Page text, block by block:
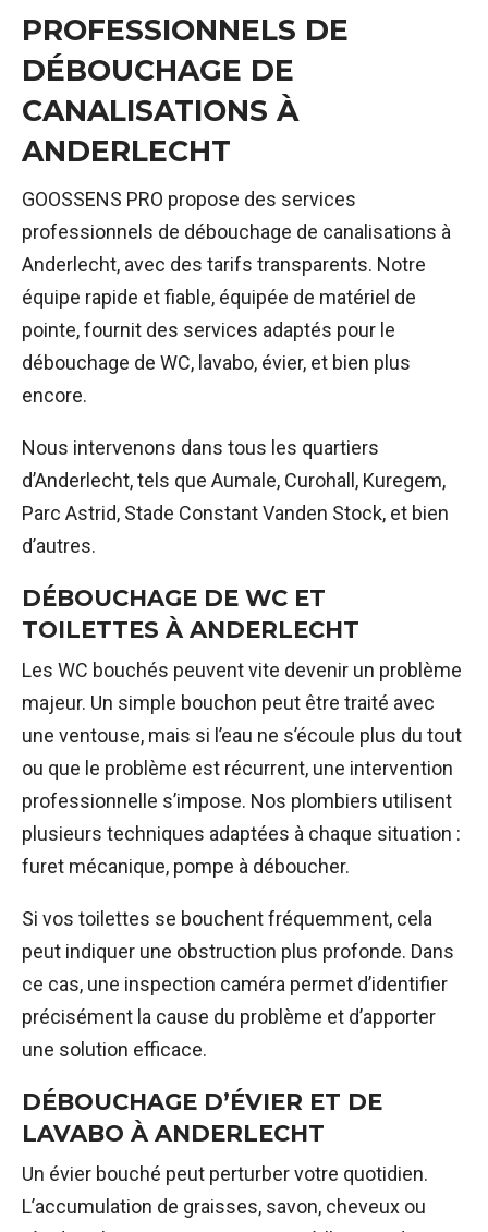
PROFESSIONNELS DE
DÉBOUCHAGE DE
CANALISATIONS À
ANDERLECHT
GOOSSENS PRO propose des services
professionnels de débouchage de canalisations à
Anderlecht, avec des tarifs transparents. Notre
équipe rapide et fiable, équipée de matériel de
pointe, fournit des services adaptés pour le
débouchage de WC, lavabo, évier, et bien plus
encore.
Nous intervenons dans tous les quartiers
d’Anderlecht, tels que Aumale, Curohall, Kuregem,
Parc Astrid, Stade Constant Vanden Stock, et bien
d’autres.
DÉBOUCHAGE DE WC ET
TOILETTES À ANDERLECHT
Les WC bouchés peuvent vite devenir un problème
majeur. Un simple bouchon peut être traité avec
une ventouse, mais si l’eau ne s’écoule plus du tout
ou que le problème est récurrent, une intervention
professionnelle s’impose. Nos plombiers utilisent
plusieurs techniques adaptées à chaque situation :
furet mécanique, pompe à déboucher.
Si vos toilettes se bouchent fréquemment, cela
peut indiquer une obstruction plus profonde. Dans
ce cas, une inspection caméra permet d’identifier
précisément la cause du problème et d’apporter
une solution efficace.
DÉBOUCHAGE D’ÉVIER ET DE
LAVABO À ANDERLECHT
Un évier bouché peut perturber votre quotidien.
L’accumulation de graisses, savon, cheveux ou